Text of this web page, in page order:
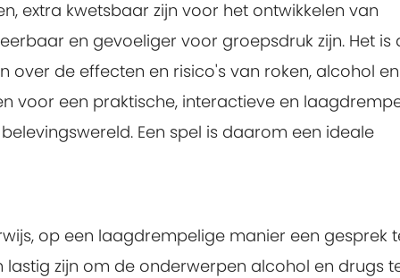
extra kwetsbaar zijn voor het ontwikkelen van
en gevoeliger voor groepsdruk zijn. Het is
over de effecten en risico's van roken, alcohol en
voor een praktische, interactieve en
Een spel is daarom een ideale
op een laagdrempelige manier een gesprek
zijn om de onderwerpen alcohol en drugs